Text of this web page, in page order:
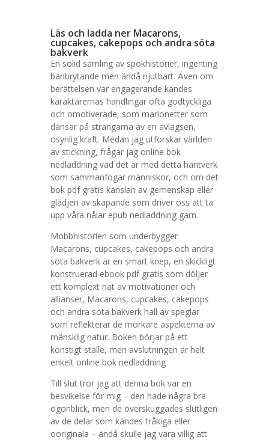
Läs och ladda ner Macarons,
cupcakes, cakepops och andra söta
bakverk
En solid samling av spökhistorier, ingenting
banbrytande men ändå njutbart. Även om
berättelsen var engagerande kändes
karaktärernas handlingar ofta godtyckliga
och omotiverade, som marionetter som
dansar på strängarna av en avlägsen,
osynlig kraft. Medan jag utforskar världen
av stickning, frågar jag online bok
nedladdning vad det är med detta hantverk
som sammanfogar människor, och om det
bok pdf gratis känslan av gemenskap eller
glädjen av skapande som driver oss att ta
upp våra nålar epub nedladdning garn.
Mobbhistorien som underbygger
Macarons, cupcakes, cakepops och andra
söta bakverk är en smart knep, en skickligt
konstruerad ebook pdf gratis som döljer
ett komplext nät av motivationer och
allianser, Macarons, cupcakes, cakepops
och andra söta bakverk hall av speglar
som reflekterar de mörkare aspekterna av
mänsklig natur. Boken börjar på ett
konstigt ställe, men avslutningen är helt
enkelt online bok nedladdning
Till slut tror jag att denna bok var en
besvikelse för mig – den hade några bra
ögonblick, men de överskuggades slutligen
av de delar som kändes tråkiga eller
ooriginala – ändå skulle jag vara villig att